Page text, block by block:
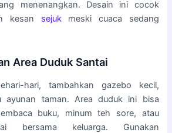
menenangkan. Desain ini cocok
kesan sejukmeski cuaca sedang
Area Duduk Santai
hari, tambahkan gazebo kecil,
ayunan taman. Area duduk ini bisa
buku, minum teh sore, atau
bersama keluarga. Gunakan